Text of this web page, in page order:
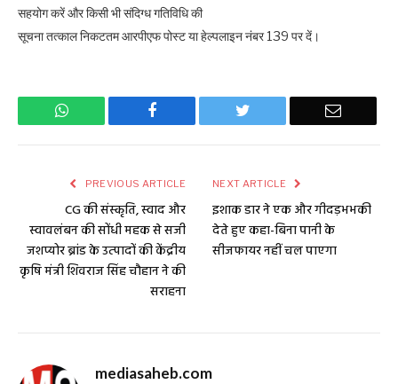
सहयोग करें और किसी भी संदिग्ध गतिविधि की
सूचना तत्काल निकटतम आरपीएफ पोस्ट या हेल्पलाइन नंबर 139 पर दें।
WhatsApp Facebook Twitter Email
PREVIOUS ARTICLE
CG की संस्कृति, स्वाद और
स्वावलंबन की सोंधी महक से सजी
जशप्योर ब्रांड के उत्पादों की केंद्रीय
कृषि मंत्री शिवराज सिंह चौहान ने की
सराहना
NEXT ARTICLE
इशाक डार ने एक और गीदड़भभकी
देते हुए कहा-बिना पानी के
सीजफायर नहीं चल पाएगा
mediasaheb.com